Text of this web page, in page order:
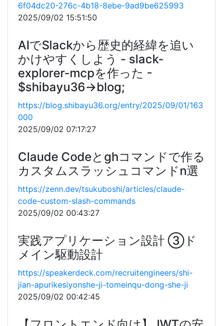
6f04dc20-276c-4b18-8ebe-9ad9be625993
2025/09/02 15:51:50
AIでSlackから歴史的経緯を追い
かけやすくしよう - slack-
explorer-mcpを作った -
$shibayu36->blog;
https://blog.shibayu36.org/entry/2025/09/01/163
000
2025/09/02 07:17:27
Claude Codeとghコマンドで作る
カスタムスラッシュコマンドn選
https://zenn.dev/tsukuboshi/articles/claude-
code-custom-slash-commands
2025/09/02 00:43:27
実践アプリケーション設計 ③ド
メイン駆動設計
https://speakerdeck.com/recruitengineers/shi-
jian-apurikesiyonshe-ji-tomeinqu-dong-she-ji
2025/09/02 00:42:45